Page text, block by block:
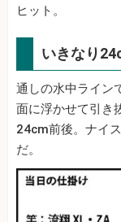
ヒット。
いきなり
通しの水中ライン
面に浮かせて引き
24cm前後。ナイ
だ。